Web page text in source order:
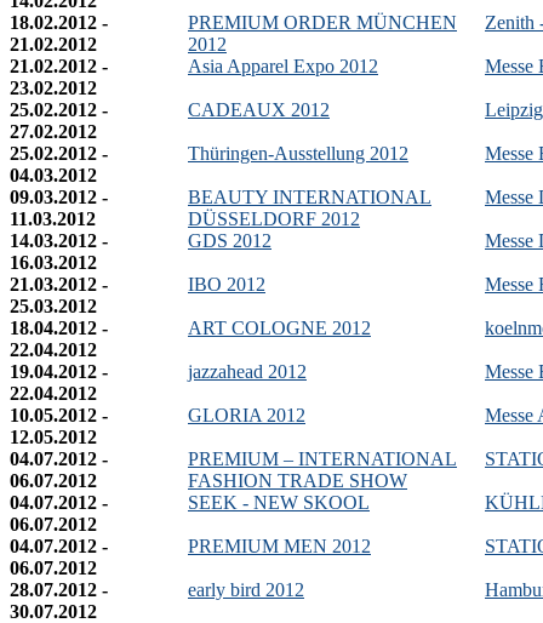
18.02.2012 -
21.02.2012
PREMIUM ORDER MÜNCHEN
2012
Zenith
21.02.2012 -
23.02.2012
Asia Apparel Expo 2012 Messe
25.02.2012 -
27.02.2012
CADEAUX 2012
25.02.2012 -
04.03.2012
Thüringen-Ausstellung 2012 Messe
09.03.2012 -
11.03.2012
BEAUTY INTERNATIONAL
DÜSSELDORF 2012
Messe
14.03.2012 -
16.03.2012
GDS 2012 Messe
21.03.2012 -
25.03.2012
IBO 2012 Messe
18.04.2012 -
22.04.2012
ART COLOGNE 2012
19.04.2012 -
22.04.2012
jazzahead 2012 Messe
10.05.2012 -
12.05.2012
GLORIA 2012 Messe
04.07.2012 -
06.07.2012
PREMIUM – INTERNATIONAL
FASHION TRADE SHOW
04.07.2012 -
06.07.2012
SEEK - NEW SKOOL
04.07.2012 -
06.07.2012
PREMIUM MEN 2012
28.07.2012 -
30.07.2012
early bird 2012